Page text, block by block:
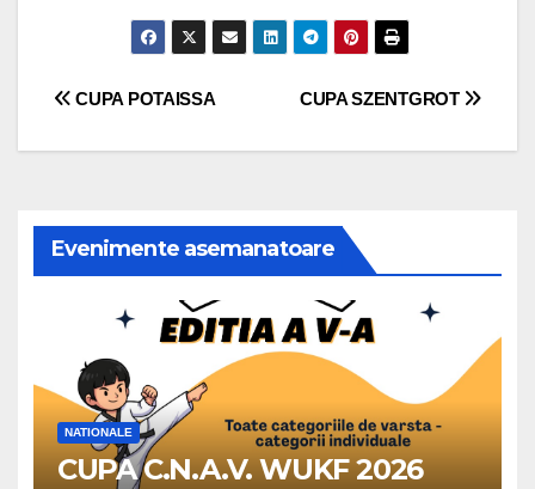
Navigare
în
CUPA SZENTGROT
CUPA POTAISSA
Evenimente asemanatoare
NATIONALE
CUPA C.N.A.V. WUKF 2026